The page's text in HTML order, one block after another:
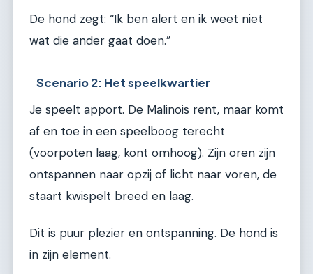
De hond zegt: “Ik ben alert en ik weet niet
wat die ander gaat doen.”
Scenario 2: Het speelkwartier
Je speelt apport. De Malinois rent, maar komt
af en toe in een speelboog terecht
(voorpoten laag, kont omhoog). Zijn oren zijn
ontspannen naar opzij of licht naar voren, de
staart kwispelt breed en laag.
Dit is puur plezier en ontspanning. De hond is
in zijn element.